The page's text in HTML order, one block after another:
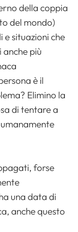
della coppia
del mondo)
e situazioni che
anche più
è il
Elimino la
di tentare a
forse
una data di
anche questo